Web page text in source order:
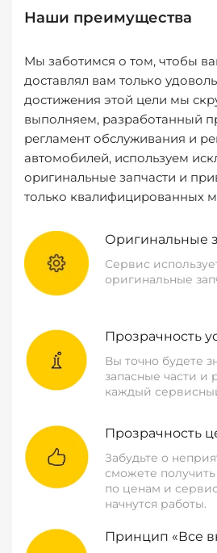
Наши преимущества
Мы заботимся о том, чтобы
доставлял вам только
достижения этой цели мы
выполняем, разработанный
регламент обслуживания и
автомобилей, используем
оригинальные запчасти и
только квалифицированных
Оригинальные
Сервис
оригинальные
Прозрачность
Вы точно будете
запасные части и
каждый
Прозрачность
Забудьте о
сможете
по ценам и
начнутся работы.
Принцип «Все